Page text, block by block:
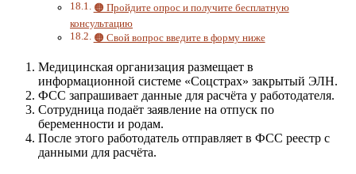
🟠 Пройдите опрос и получите бесплатную
консультацию
🟠 Свой вопрос введите в форму ниже
Медицинская организация размещает в
информационной системе «Соцстрах» закрытый ЭЛН.
ФСС запрашивает данные для расчёта у работодателя.
Сотрудница подаёт заявление на отпуск по
беременности и родам.
После этого работодатель отправляет в ФСС реестр с
данными для расчёта.